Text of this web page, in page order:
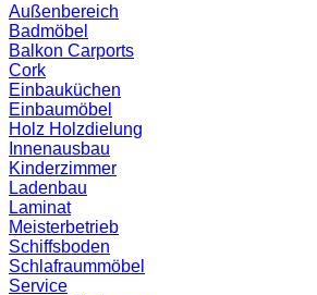
Außenbereich
Badmöbel
Balkon Carports
Cork
Einbauküchen
Einbaumöbel
Holz Holzdielung
Innenausbau
Kinderzimmer
Ladenbau
Laminat
Meisterbetrieb
Schiffsboden
Schlafraummöbel
Service